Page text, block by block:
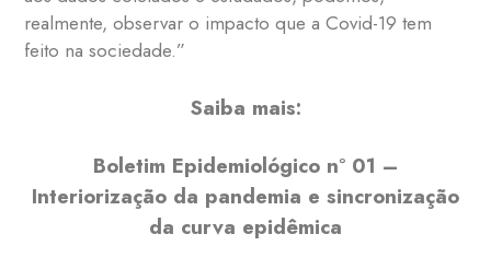
realmente, observar o impacto que a Covid-19 tem
feito na sociedade.”
Saiba mais:
Boletim Epidemiológico n° 01 –
Interiorização da pandemia e sincronização
da curva epidêmica